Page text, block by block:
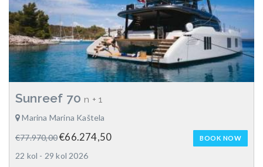
Sunreef 70 n + 1
Marina Marina Kaštela
BOOK NOW
€77.970,00€66.274,50
22 kol - 29 kol 2026